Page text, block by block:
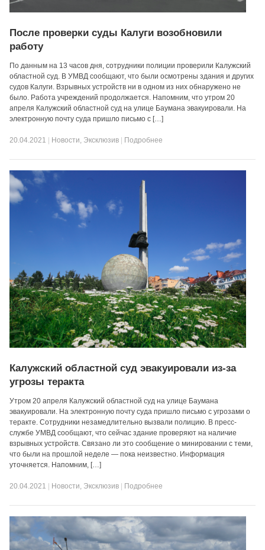
После проверки суды Калуги возобновили
работу
По данным на 13 часов дня, сотрудники полиции проверили Калужский
областной суд. В УМВД сообщают, что были осмотрены здания и других
судов Калуги. Взрывных устройств ни в одном из них обнаружено не
было. Работа учреждений продолжается. Напомним, что утром 20
апреля Калужский областной суд на улице Баумана эвакуировали. На
электронную почту суда пришло письмо с […]
20.04.2021 Новости, Эксклюзив Подробнее
Калужский областной суд эвакуировали из-за
угрозы теракта
Утром 20 апреля Калужский областной суд на улице Баумана
эвакуировали. На электронную почту суда пришло письмо с угрозами о
теракте. Сотрудники незамедлительно вызвали полицию. В пресс-
службе УМВД сообщают, что сейчас здание проверяют на наличие
взрывных устройств. Связано ли это сообщение о минировании с теми,
что были на прошлой неделе — пока неизвестно. Информация
уточняется. Напомним, […]
20.04.2021 Новости, Эксклюзив Подробнее